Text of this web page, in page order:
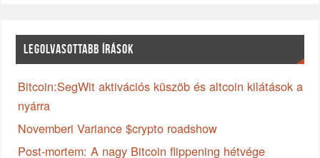
LEGOLVASOTTABB ÍRÁSOK
Bitcoin:SegWit aktivációs küszöb és altcoin kilátások a
nyárra
Novemberi Variance $crypto roadshow
Post-mortem: A nagy Bitcoin flippening hétvége